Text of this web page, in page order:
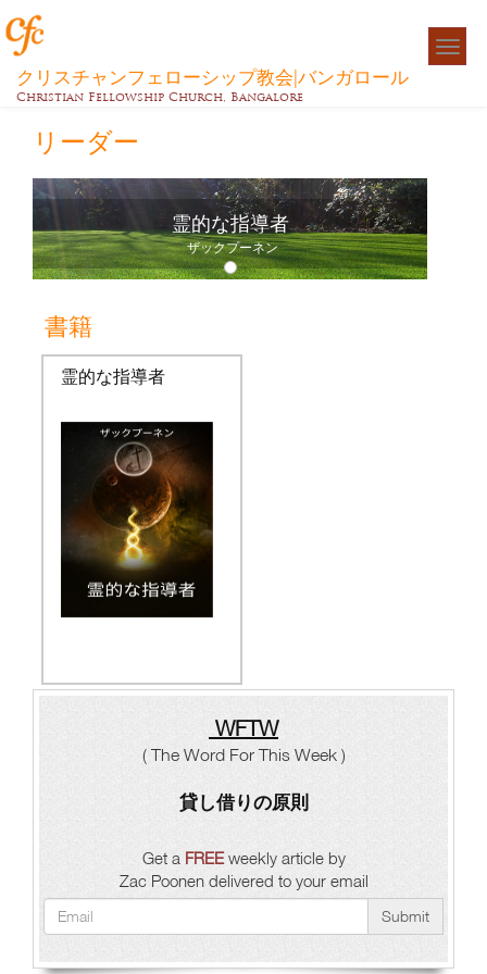
クリスチャンフェローシップ教会|バンガロール
Christian Fellowship Church, Bangalore
リーダー
霊的な指導者
ザックプーネン
書籍
霊的な指導者
WFTW
( The Word For This Week )
貸し借りの原則
Get a FREEweekly article by
Zac Poonen delivered to your email
Submit